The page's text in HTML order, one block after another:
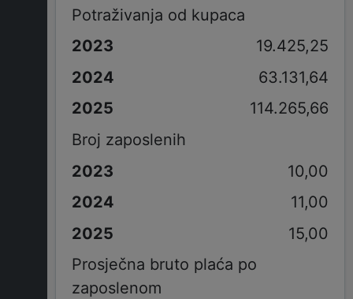
Potraživanja od kupaca
19.425,25
63.131,64
114.265,66
Broj zaposlenih
10,00
11,00
15,00
Prosječna bruto plaća po
zaposlenom